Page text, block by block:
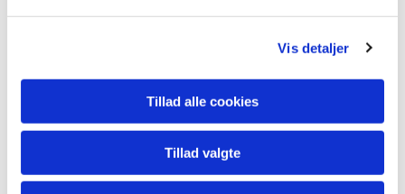
Vis detaljer
Tillad alle cookies
Tillad valgte
Du vil måske også kunne lide...